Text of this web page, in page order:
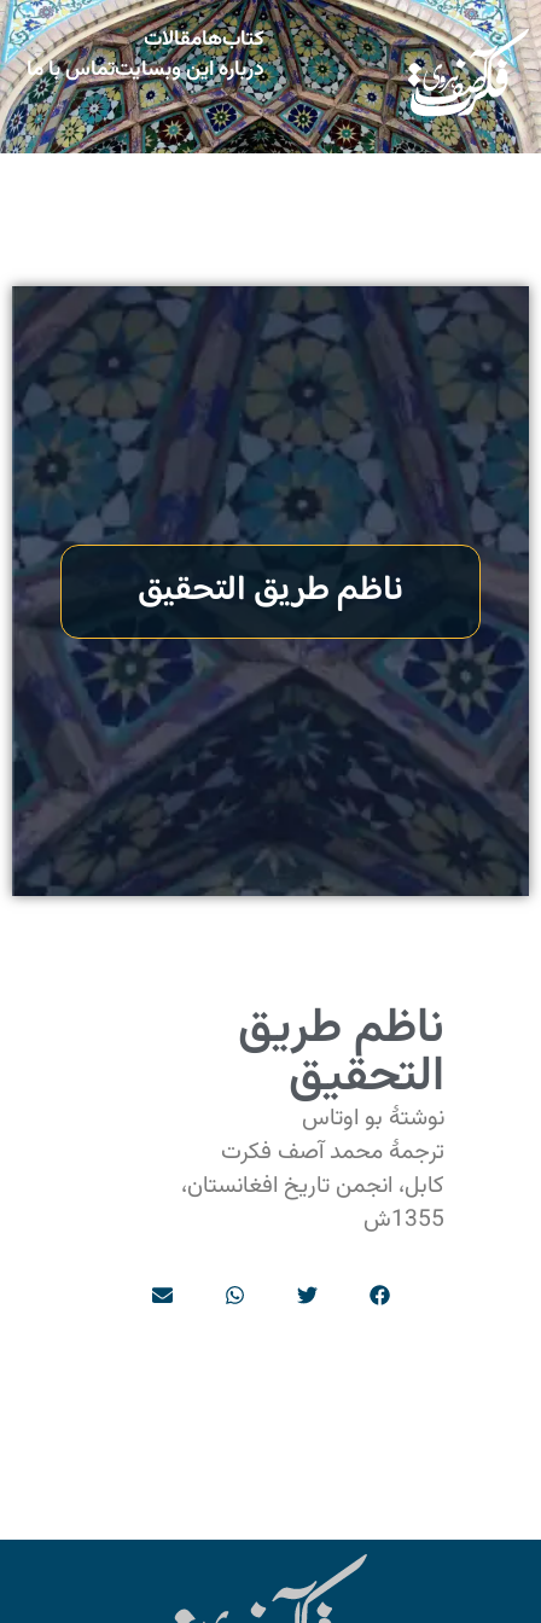
کتاب‌هامقالات
درباره این وبسایتتماس با ما
ناظم طریق التحقیق
ناظم طریق
التحقیق
نوشتۀ بو اوتاس
ترجمۀ محمد آصف فکرت
کابل، انجمن تاریخ افغانستان،
1355ش